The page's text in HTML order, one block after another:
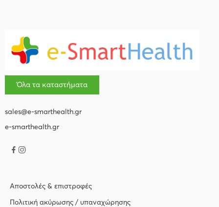
Όλα τα καταστήματα
sales@e-smarthealth.gr
e-smarthealth.gr
Αποστολές & επιστροφές
Πολιτική ακύρωσης / υπαναχώρησης